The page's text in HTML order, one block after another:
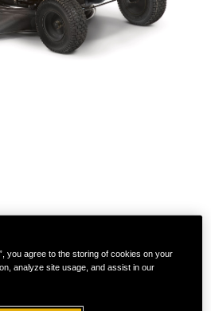
you agree to the storing of cookies on your
analyze site usage, and assist in our